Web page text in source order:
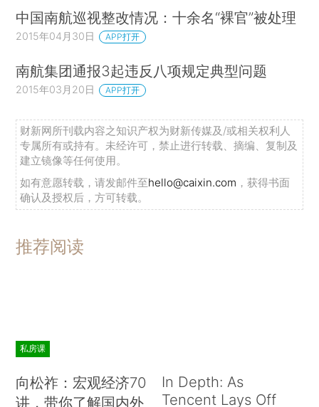
中国南航巡视整改情况：十余名“裸官”被处理
2015年04月30日 APP打开
南航集团通报3起违反八项规定典型问题
2015年03月20日 APP打开
财新网所刊载内容之知识产权为财新传媒及/或相关权利人
专属所有或持有。未经许可，禁止进行转载、摘编、复制及
建立镜像等任何使用。
如有意愿转载，请发邮件至hello@caixin.com ，获得书面
确认及授权后，方可转载。
推荐阅读
私房课
向松祚：宏观经济70
讲，带你了解国内外
In Depth: As
Tencent Lays Off